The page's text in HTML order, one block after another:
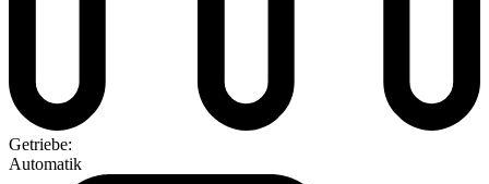
Getriebe:
Automatik